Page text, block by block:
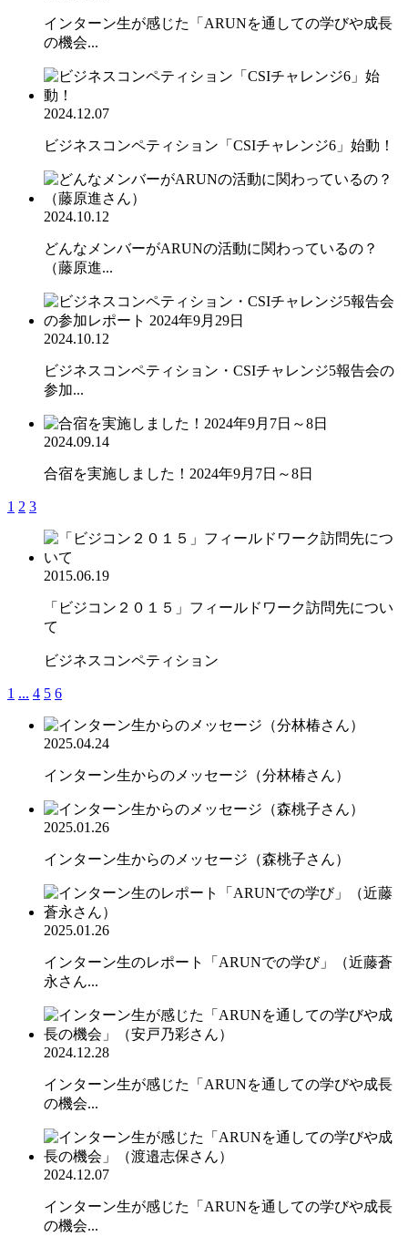
インターン生が感じた「ARUNを通しての学びや成長
の機会...
2024.12.07
ビジネスコンペティション「CSIチャレンジ6」始動！
2024.10.12
どんなメンバーがARUNの活動に関わっているの？
（藤原進...
2024.10.12
ビジネスコンペティション・CSIチャレンジ5報告会の
参加...
2024.09.14
合宿を実施しました！2024年9月7日～8日
1 2 3
2015.06.19
「ビジコン２０１５」フィールドワーク訪問先につい
て
ビジネスコンペティション
1 ... 4 5 6
2025.04.24
インターン生からのメッセージ（分林椿さん）
2025.01.26
インターン生からのメッセージ（森桃子さん）
2025.01.26
インターン生のレポート「ARUNでの学び」（近藤蒼
永さん...
2024.12.28
インターン生が感じた「ARUNを通しての学びや成長
の機会...
2024.12.07
インターン生が感じた「ARUNを通しての学びや成長
の機会...